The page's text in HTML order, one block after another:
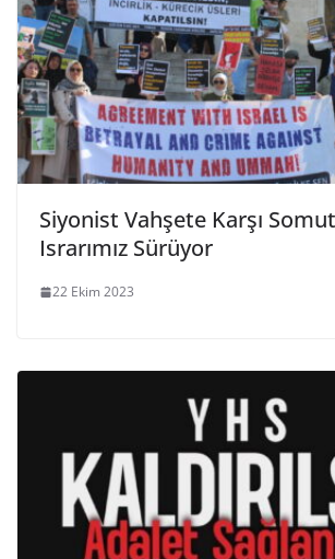
Siyonist Vahşete Karşı
Israrımız Sürüyor
22 Ekim 2023